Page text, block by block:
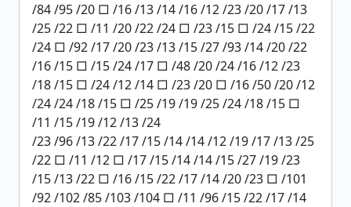
/84 /95 /20 □ /16 /13 /14 /16 /12 /23 /20 /17 /13
/25 /22 □ /11 /20 /22 /24 □ /23 /15 □ /24 /15 /22
/24 □ /92 /17 /20 /23 /13 /15 /27 /93 /14 /20 /22
/16 /15 □ /15 /24 /17 □ /48 /20 /24 /16 /12 /23
/18 /15 □ /24 /12 /14 □ /23 /20 □ /16 /50 /20 /12
/24 /24 /18 /15 □ /25 /19 /19 /25 /24 /18 /15 □
/11 /15 /19 /12 /13 /24
/23 /96 /13 /22 /17 /15 /14 /14 /12 /19 /17 /13 /25
/22 □ /11 /12 □ /17 /15 /14 /14 /15 /27 /19 /23
/15 /13 /22 □ /16 /15 /22 /17 /14 /20 /23 □ /101
/92 /102 /85 /103 /104 □ /11 /96 /15 /22 /17 /14